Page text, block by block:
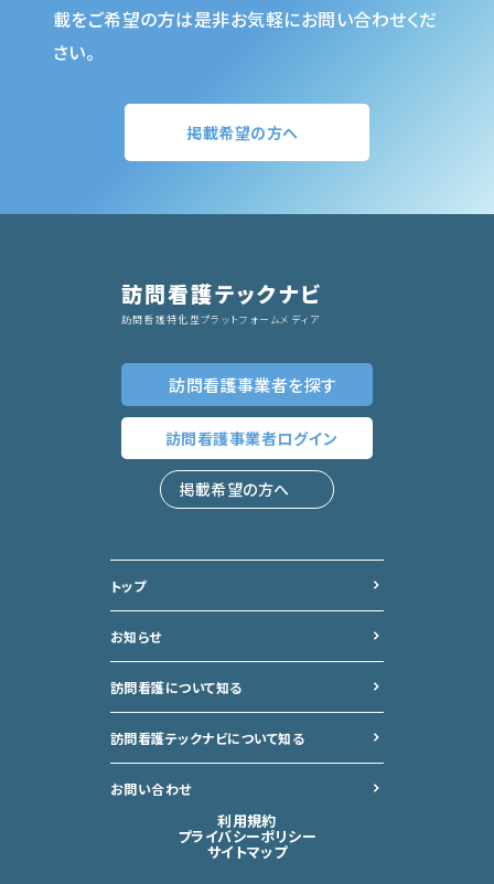
載をご希望の方は是非お気軽にお問い合わせくだ
さい。
掲載希望の方へ
訪問看護テックナビ
訪問看護特化型プラットフォームメディア
訪問看護事業者を探す
訪問看護事業者ログイン
掲載希望の方へ
トップ
お知らせ
訪問看護について知る
訪問看護テックナビについて知る
お問い合わせ
利用規約
プライバシーポリシー
サイトマップ